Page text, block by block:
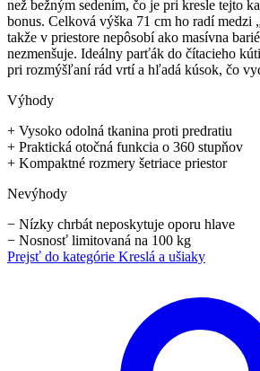
než bežným sedením, čo je pri kresle tejto
bonus. Celková výška 71 cm ho radí medzi
takže v priestore nepôsobí ako masívna
nezmenšuje. Ideálny parťák do čítacieho
pri rozmýšľaní rád vrtí a hľadá kúsok, čo
Výhody
+ Vysoko odolná tkanina proti predratiu
+ Praktická otočná funkcia o 360 stupňov
+ Kompaktné rozmery šetriace priestor
Nevýhody
− Nízky chrbát neposkytuje oporu hlave
− Nosnosť limitovaná na 100 kg
Prejsť do kategórie Kreslá a ušiaky